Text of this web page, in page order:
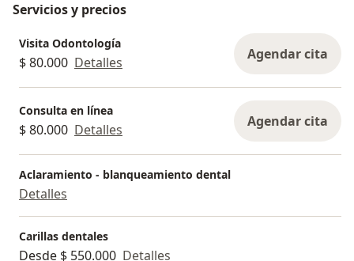
Servicios y precios
Visita Odontología
$ 80.000 Detalles Agendar cita
Consulta en línea
$ 80.000 Detalles Agendar cita
Aclaramiento - blanqueamiento dental
Detalles
Carillas dentales
Desde $ 550.000 Detalles